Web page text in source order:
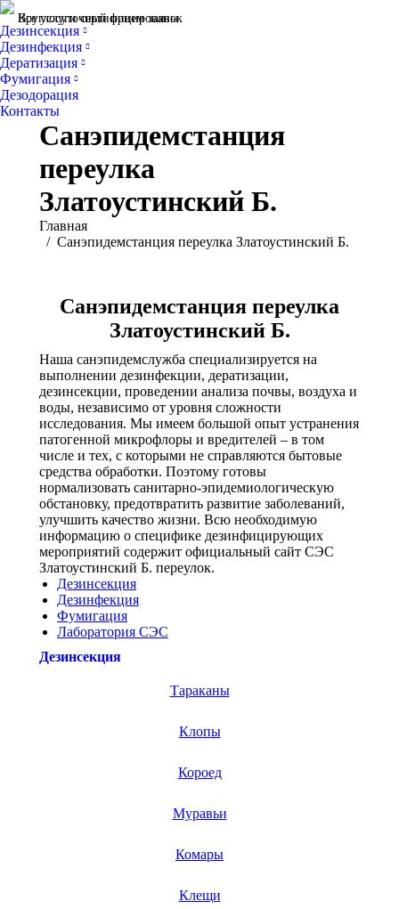
Все услуги сертифицированы
Круглосуточный прием заявок
Дезинсекция
Дезинфекция
Дератизация
Фумигация
Дезодорация
Контакты
Санэпидемстанция
переулка
Златоустинский Б.
Вы здесь:
Главная
Санэпидемстанция переулка Златоустинский Б.
Санэпидемстанция переулка
Златоустинский Б.
Наша санэпидемслужба специализируется на
выполнении дезинфекции, дератизации,
дезинсекции, проведении анализа почвы, воздуха и
воды, независимо от уровня сложности
исследования. Мы имеем большой опыт устранения
патогенной микрофлоры и вредителей – в том
числе и тех, с которыми не справляются бытовые
средства обработки. Поэтому готовы
нормализовать санитарно-эпидемиологическую
обстановку, предотвратить развитие заболеваний,
улучшить качество жизни. Всю необходимую
информацию о специфике дезинфицирующих
мероприятий содержит официальный сайт СЭС
Златоустинский Б. переулок.
Дезинсекция
Дезинфекция
Фумигация
Лаборатория СЭС
Дезинсекция
Тараканы
Клопы
Короед
Муравьи
Комары
Клещи